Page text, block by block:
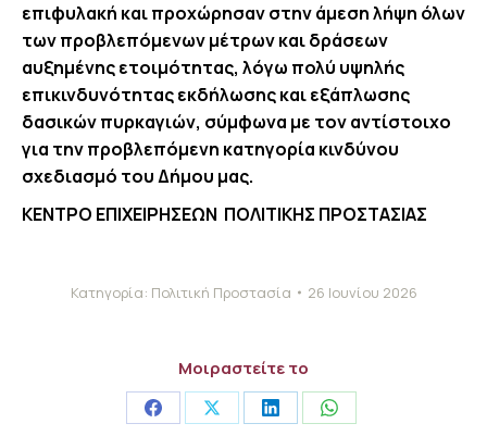
επιφυλακή και προχώρησαν στην άμεση λήψη όλων
των προβλεπόμενων μέτρων και δράσεων
αυξημένης ετοιμότητας, λόγω πολύ υψηλής
επικινδυνότητας εκδήλωσης και εξάπλωσης
δασικών πυρκαγιών, σύμφωνα με τον αντίστοιχο
για την προβλεπόμενη κατηγορία κινδύνου
σχεδιασμό του Δήμου μας.
ΚΕΝΤΡΟ ΕΠΙΧΕΙΡΗΣΕΩΝ ΠΟΛΙΤΙΚΗΣ ΠΡΟΣΤΑΣΙΑΣ
Κατηγορία: Πολιτική Προστασία 26 Ιουνίου 2026
Μοιραστείτε το
Share Share Share Share